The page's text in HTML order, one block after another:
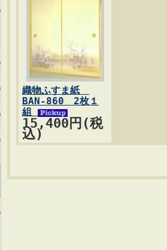
織物ふすま紙
BAN-860 2枚１
組
15,400円(税
込)